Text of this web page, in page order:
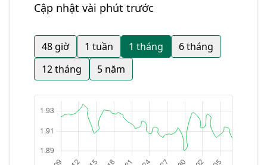
Cập nhật vài phút trước
48 giờ 1 tuần 1 tháng
6 tháng
12 tháng
5 năm